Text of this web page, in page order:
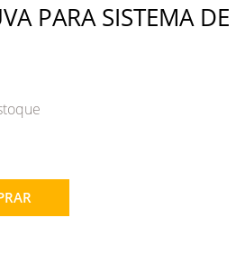
PARA SISTEMA DE